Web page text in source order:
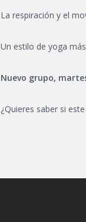
La respiración y el
Un estilo de yoga
Nuevo grupo,
¿Quieres saber si